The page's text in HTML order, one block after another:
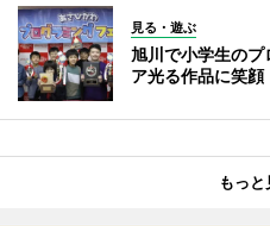
見る・遊ぶ
旭川で小学生の
ア光る作品に笑顔
もっと